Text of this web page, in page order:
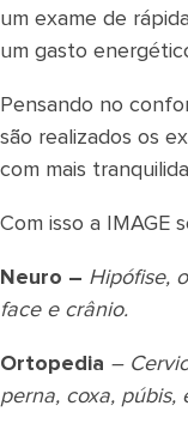
um exame de
um gasto
Pensando no
são realizados os
com mais
Com isso a IMAGE
Neuro – Hipófise,
face e crânio.
Ortopedia –
perna, coxa, púbis,